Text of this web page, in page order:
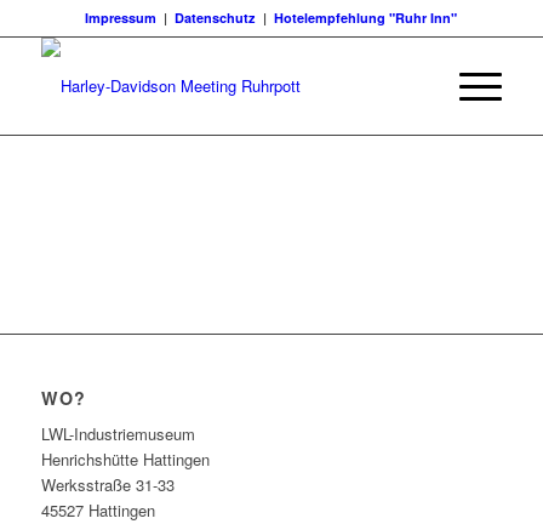
Impressum |Datenschutz |Hotelempfehlung "Ruhr Inn"
WO?
LWL-Industriemuseum
Henrichshütte Hattingen
Werksstraße 31-33
45527 Hattingen